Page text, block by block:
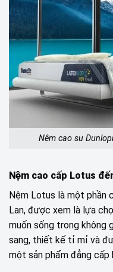
Nệm cao su
Nệm cao cấp Lotus
Nệm Lotus là một phần
Lan, được xem là lựa
muốn sống trong không
sang, thiết kế tỉ mỉ và
một sản phẩm đẳng